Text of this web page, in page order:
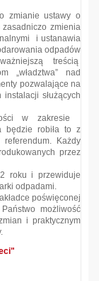
zmianie ustawy o
zmienia
i ustanawia
odpadów
treścią
„władztwa” nad
pozwalające na
służących
w zakresie
będzie robiła to z
referendum. Każdy
przez
roku i przewiduje
odpadami.
poświęconej
możliwość
i praktycznym